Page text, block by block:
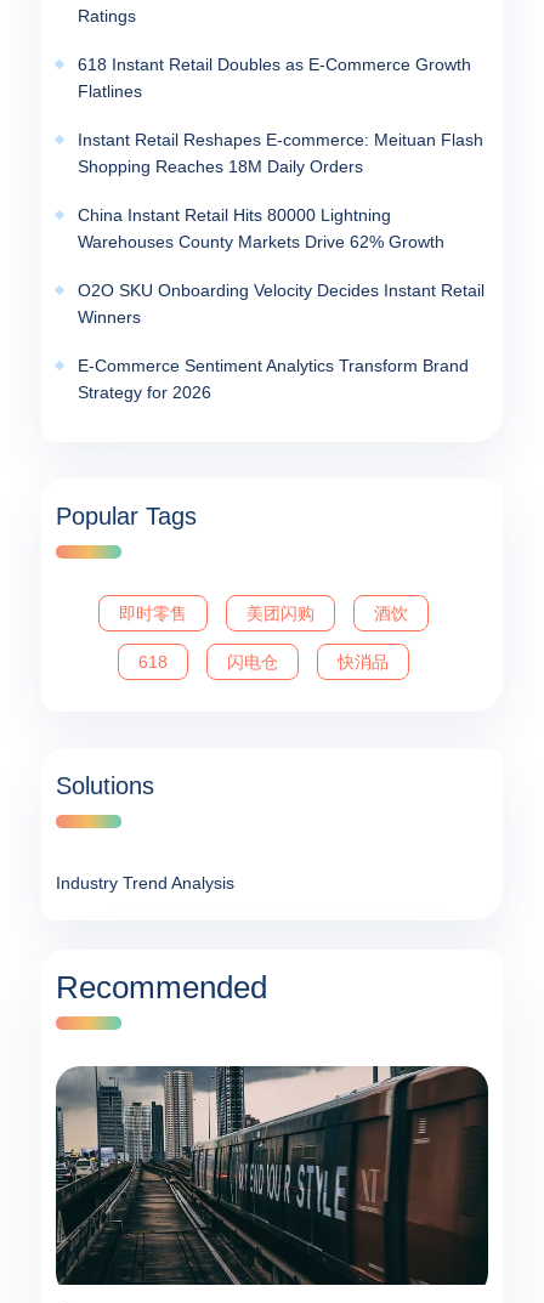
Ratings
618 Instant Retail Doubles as E-Commerce Growth
Flatlines
Instant Retail Reshapes E-commerce: Meituan Flash
Shopping Reaches 18M Daily Orders
China Instant Retail Hits 80000 Lightning
Warehouses County Markets Drive 62% Growth
O2O SKU Onboarding Velocity Decides Instant Retail
Winners
E-Commerce Sentiment Analytics Transform Brand
Strategy for 2026
Popular Tags
即时零售 美团闪购 酒饮
618 闪电仓 快消品
Solutions
Industry Trend Analysis
Recommended